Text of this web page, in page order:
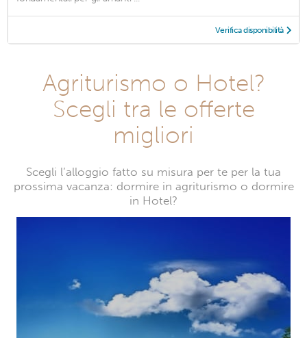
Verifica disponibilità
Agriturismo o Hotel?
Scegli tra le offerte
migliori
Scegli l’alloggio fatto su misura per te per la tua
prossima vacanza: dormire in agriturismo o dormire
in Hotel?